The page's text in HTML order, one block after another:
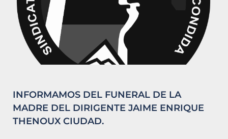
INFORMAMOS DEL FUNERAL DE LA
MADRE DEL DIRIGENTE JAIME ENRIQUE
THENOUX CIUDAD.